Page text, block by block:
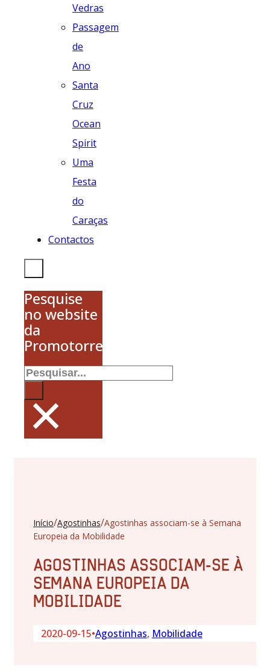
Vedras
Passagem
de
Ano
Santa
Cruz
Ocean
Spirit
Uma
Festa
do
Caraças
Contactos
Pesquise
no website
da
Promotorres
Pesquisar
×
Início/Agostinhas/Agostinhas associam-se à Semana
Europeia da Mobilidade
AGOSTINHAS ASSOCIAM-SE À
SEMANA EUROPEIA DA
MOBILIDADE
2020-09-15•Agostinhas, Mobilidade